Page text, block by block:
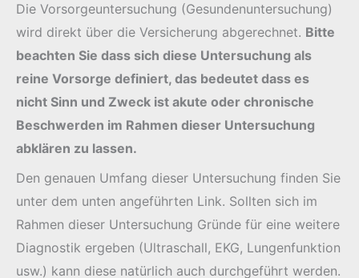
Die Vorsorgeuntersuchung (Gesundenuntersuchung)
wird direkt über die Versicherung abgerechnet. Bitte
beachten Sie dass sich diese Untersuchung als
reine Vorsorge definiert, das bedeutet dass es
nicht Sinn und Zweck ist akute oder chronische
Beschwerden im Rahmen dieser Untersuchung
abklären zu lassen.
Den genauen Umfang dieser Untersuchung finden Sie
unter dem unten angeführten Link. Sollten sich im
Rahmen dieser Untersuchung Gründe für eine weitere
Diagnostik ergeben (Ultraschall, EKG, Lungenfunktion
usw.) kann diese natürlich auch durchgeführt werden.